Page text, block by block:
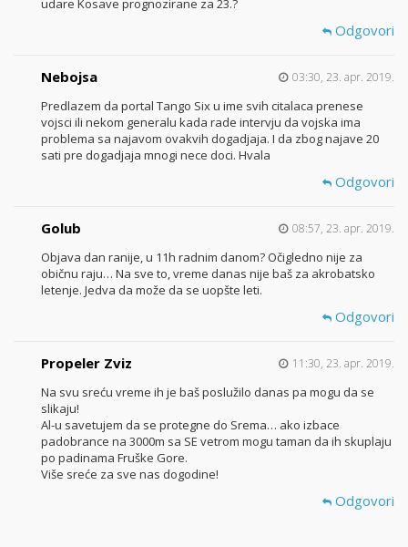
Odgovori
Nebojsa 03:30, 23. apr. 2019.
Predlazem da portal Tango Six u ime svih citalaca prenese
vojsci ili nekom generalu kada rade intervju da vojska ima
problema sa najavom ovakvih dogadjaja. I da zbog najave 20
sati pre dogadjaja mnogi nece doci. Hvala
Odgovori
Golub 08:57, 23. apr. 2019.
Objava dan ranije, u 11h radnim danom? Očigledno nije za
običnu raju… Na sve to, vreme danas nije baš za akrobatsko
letenje. Jedva da može da se uopšte leti.
Odgovori
Propeler Zviz 11:30, 23. apr. 2019.
Na svu sreću vreme ih je baš poslužilo danas pa mogu da se
slikaju!
Al-u savetujem da se protegne do Srema… ako izbace
padobrance na 3000m sa SE vetrom mogu taman da ih skuplaju
po padinama Fruške Gore.
Više sreće za sve nas dogodine!
Odgovori